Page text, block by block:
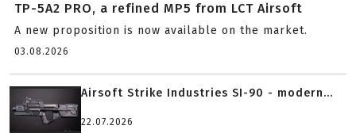
TP-5A2 PRO, a refined MP5 from LCT Airsoft
A new proposition is now available on the market.
03.08.2026
Airsoft Strike Industries SI-90 - modern...
22.07.2026